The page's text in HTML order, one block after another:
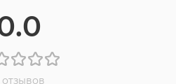
отзывов